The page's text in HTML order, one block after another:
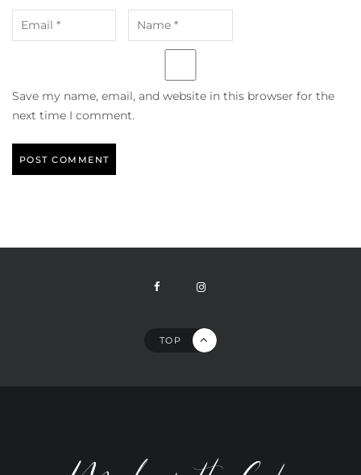
Save my name, email, and website in this browser for the
next time I comment.
TOP